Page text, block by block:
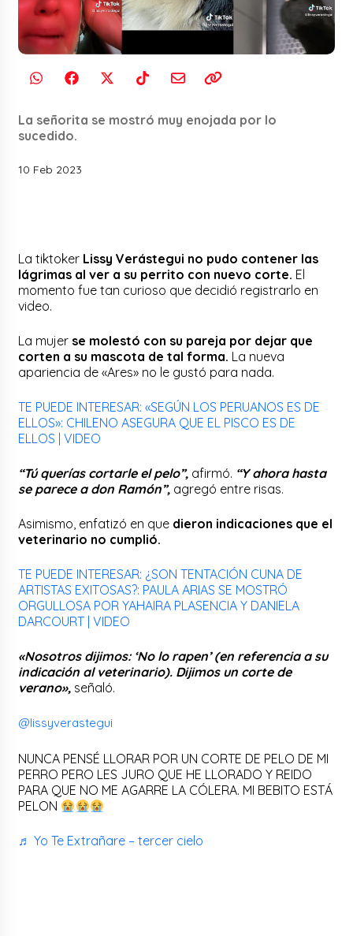
La señorita se mostró muy enojada por lo
sucedido.
10 Feb 2023
La tiktoker Lissy Verástegui no pudo contener las
lágrimas al ver a su perrito con nuevo corte. El
momento fue tan curioso que decidió registrarlo en
video.
La mujer se molestó con su pareja por dejar que
corten a su mascota de tal forma. La nueva
apariencia de «Ares» no le gustó para nada.
TE PUEDE INTERESAR: «SEGÚN LOS PERUANOS ES DE
ELLOS»: CHILENO ASEGURA QUE EL PISCO ES DE
ELLOS | VIDEO
“Tú querías cortarle el pelo”, afirmó. “Y ahora hasta
se parece a don Ramón”, agregó entre risas.
Asimismo, enfatizó en que dieron indicaciones que el
veterinario no cumplió.
TE PUEDE INTERESAR: ¿SON TENTACIÓN CUNA DE
ARTISTAS EXITOSAS?: PAULA ARIAS SE MOSTRÓ
ORGULLOSA POR YAHAIRA PLASENCIA Y DANIELA
DARCOURT | VIDEO
«Nosotros dijimos: ‘No lo rapen’ (en referencia a su
indicación al veterinario). Dijimos un corte de
verano», señaló.
@lissyverastegui
NUNCA PENSÉ LLORAR POR UN CORTE DE PELO DE MI
PERRO PERO LES JURO QUE HE LLORADO Y REIDO
PARA QUE NO ME AGARRE LA CÓLERA. MI BEBITO ESTÁ
PELON
♬ Yo Te Extrañare – tercer cielo